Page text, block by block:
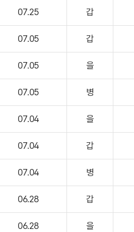
07.25 갑
07.05 갑
07.05 을
07.05 병
07.04 을
07.04 갑
07.04 병
06.28 갑
06.28 을